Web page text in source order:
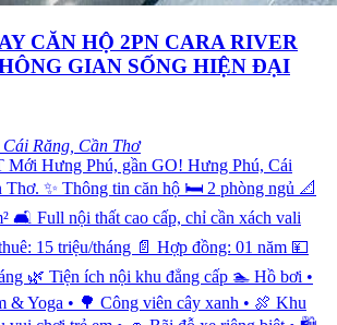
CĂN HỘ 2PN CARA RIVER
GIAN SỐNG HIỆN ĐẠI
Răng, Cần Thơ
Hưng Phú, gần GO! Hưng Phú, Cái
Thơ. ✨ Thông tin căn hộ 🛏️ 2 phòng ngủ 📐
🛋️ Full nội thất cao cấp, chỉ cần xách vali
15 triệu/tháng 📄 Hợp đồng: 01 năm 💴
🌿 Tiện ích nội khu đẳng cấp 🏊 Hồ bơi •
& Yoga • 🌳 Công viên cây xanh • 🍖 Khu